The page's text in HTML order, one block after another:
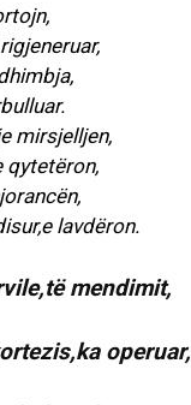
mirsjelljen,
qytetëron,
lavdëron.
mendimit,
operuar,